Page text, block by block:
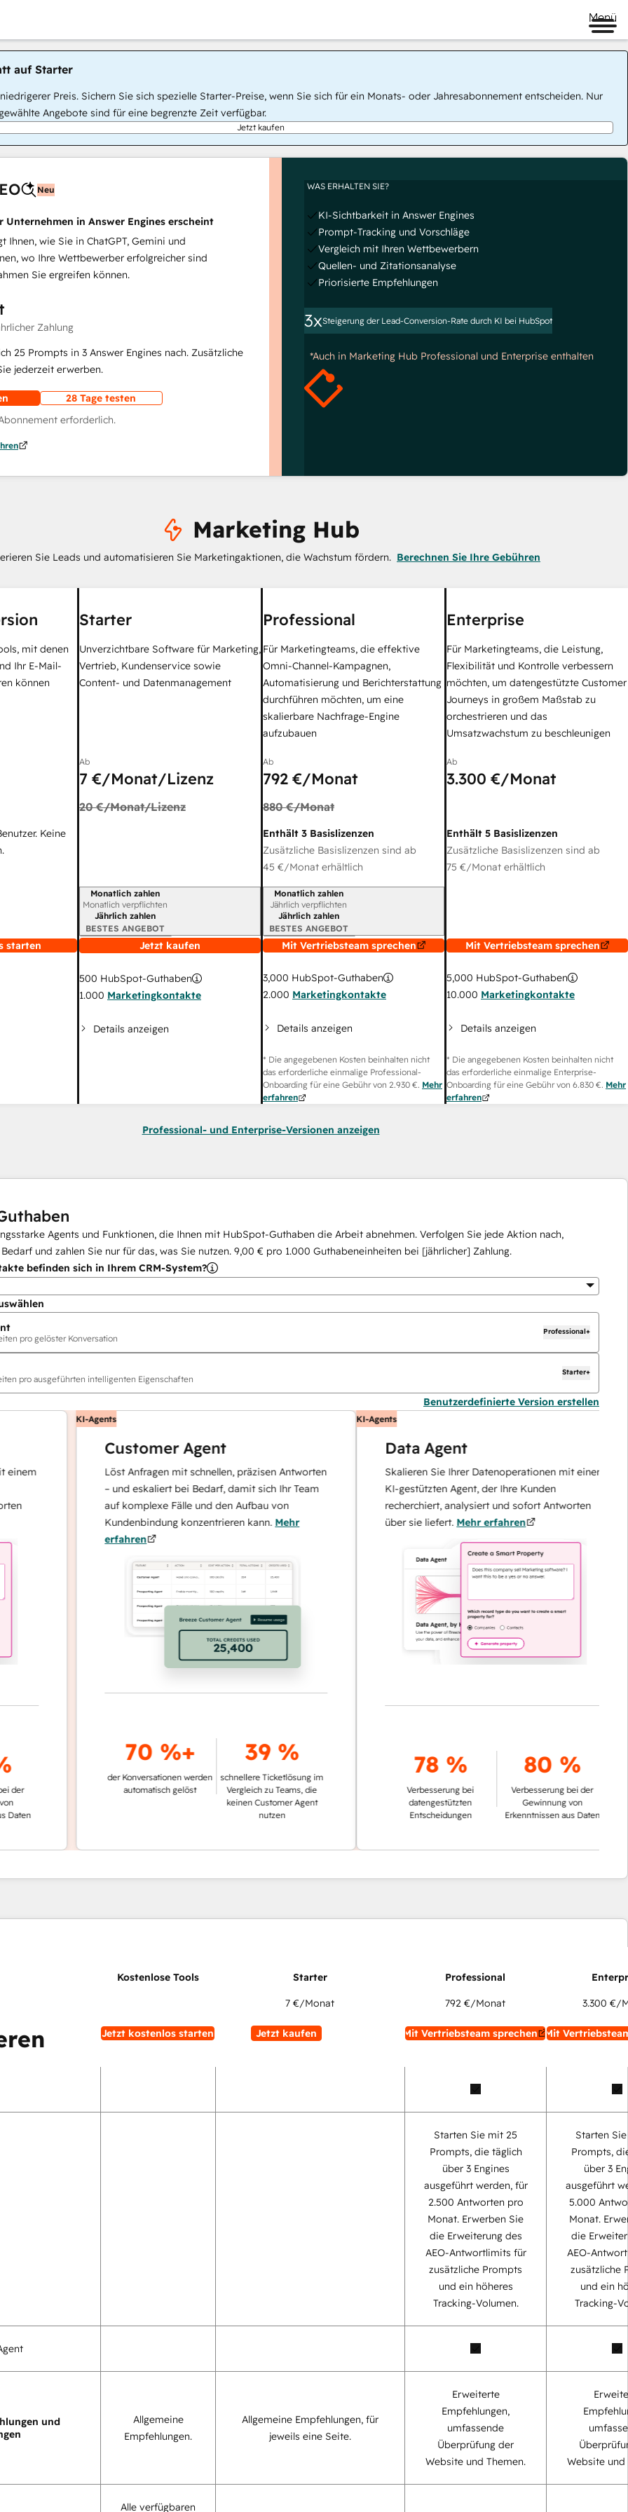
Menü
auf Starter
Preis. Sichern Sie sich spezielle Starter-Preise, wenn Sie sich für ein Monats- oder Jahresabonnement entscheiden. Nur
Angebote sind für eine begrenzte Zeit verfügbar.
Jetzt kaufen
Neu
Unternehmen in Answer Engines erscheint
Ihnen, wie Sie in ChatGPT, Gemini und
wo Ihre Wettbewerber erfolgreicher sind
Sie ergreifen können.
Zahlung
25 Prompts in 3 Answer Engines nach. Zusätzliche
jederzeit erwerben.
28 Tage testen
erforderlich.
WAS ERHALTEN SIE?
KI-Sichtbarkeit in Answer Engines
Prompt-Tracking und Vorschläge
Vergleich mit Ihren Wettbewerbern
Quellen- und Zitationsanalyse
Priorisierte Empfehlungen
3xSteigerung der Lead-Conversion-Rate durch KI bei HubSpot
*Auch in Marketing Hub Professional und Enterprise enthalten
Marketing Hub
Sie Leads und automatisieren Sie Marketingaktionen, die Wachstum fördern. Berechnen Sie Ihre Gebühren
mit denen
Ihr E-Mail-
können
Keine
starten
Starter
Unverzichtbare Software für Marketing,
Vertrieb, Kundenservice sowie
Content- und Datenmanagement
Ab
7 €/Monat/Lizenz
20 €/Monat/Lizenz
Abrechnungszeitraum
Monatlich zahlen
Monatlich verpflichten
Jährlich zahlen
BESTES ANGEBOT
Jetzt kaufen
500 HubSpot-Guthaben
1.000 Marketingkontakte
Details anzeigen
Professional
Für Marketingteams, die effektive
Omni-Channel-Kampagnen,
Automatisierung und Berichterstattung
durchführen möchten, um eine
skalierbare Nachfrage-Engine
aufzubauen
Ab
792 €/Monat
880 €/Monat
Enthält 3 Basislizenzen
Zusätzliche Basislizenzen sind ab
45 €/Monat erhältlich
Abrechnungszeitraum
Monatlich zahlen
Jährlich verpflichten
Jährlich zahlen
BESTES ANGEBOT
Mit Vertriebsteam sprechen
3,000 HubSpot-Guthaben
2.000 Marketingkontakte
Details anzeigen
* Die angegebenen Kosten beinhalten nicht
das erforderliche einmalige Professional-
Onboarding für eine Gebühr von 2.930 €. Mehr
erfahren
Enterprise
Für Marketingteams, die Leistung,
Flexibilität und Kontrolle verbessern
möchten, um datengestützte Customer
Journeys in großem Maßstab zu
orchestrieren und das
Umsatzwachstum zu beschleunigen
Ab
3.300 €/Monat
Enthält 5 Basislizenzen
Zusätzliche Basislizenzen sind ab
75 €/Monat erhältlich
Mit Vertriebsteam sprechen
5,000 HubSpot-Guthaben
10.000 Marketingkontakte
Details anzeigen
* Die angegebenen Kosten beinhalten nicht
das erforderliche einmalige Enterprise-
Onboarding für eine Gebühr von 6.830 €. Mehr
erfahren
Professional- und Enterprise-Versionen anzeigen
Agents und Funktionen, die Ihnen mit HubSpot-Guthaben die Arbeit abnehmen. Verfolgen Sie jede Aktion nach,
und zahlen Sie nur für das, was Sie nutzen. 9,00 € pro 1.000 Guthabeneinheiten bei [jährlicher] Zahlung.
befinden sich in Ihrem CRM-System?
pro gelöster Konversation
Professional+
pro ausgeführten intelligenten Eigenschaften
Starter+
Benutzerdefinierte Version erstellen
KI-Agents
Customer Agent
Löst Anfragen mit schnellen, präzisen Antworten
– und eskaliert bei Bedarf, damit sich Ihr Team
auf komplexe Fälle und den Aufbau von
Kundenbindung konzentrieren kann.Mehr
erfahren
70 %+
der Konversationen werden
automatisch gelöst
39 %
schnellere Ticketlösung im
Vergleich zu Teams, die
keinen Customer Agent
nutzen
KI-Agents
Data Agent
Skalieren Sie Ihrer Datenoperationen mit einem
KI-gestützten Agent, der Ihre Kunden
recherchiert, analysiert und sofort Antworten
über sie liefert.Mehr erfahren
78 %
Verbesserung bei
datengestützten
Entscheidungen
80 %
Verbesserung bei der
Gewinnung von
Erkenntnissen aus Daten
Jetzt kostenlos starten
7 €/Monat
Jetzt kaufen
792 €/Monat
Mit Vertriebsteam sprechen
3.300 €/
Mit
Starten Sie mit 25
Prompts, die täglich
über 3 Engines
ausgeführt werden, für
2.500 Antworten pro
Monat. Erwerben Sie
die Erweiterung des
AEO-Antwortlimits für
zusätzliche Prompts
und ein höheres
Tracking-Volumen.
Starten
Prompts,
über 3
ausgeführt
5.000
Monat.
die
AEO-
zusätzliche
und ein
Tracking-
und
Allgemeine
Empfehlungen.
Allgemeine Empfehlungen, für
jeweils eine Seite.
Erweiterte
Empfehlungen,
umfassende
Überprüfung der
Website und Themen.
Website und
Alle verfügbaren